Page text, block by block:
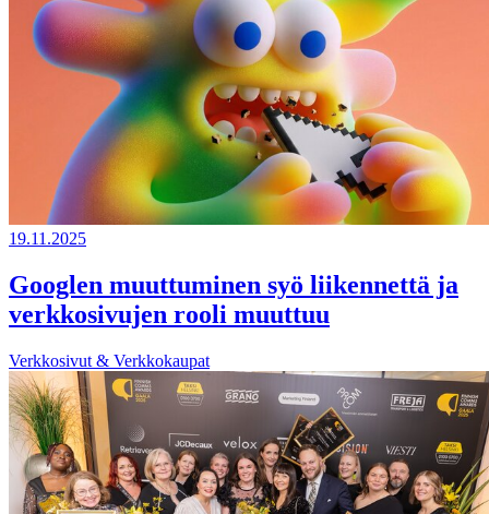
19.11.2025
Googlen muuttuminen syö liikennettä ja
verkkosivujen rooli muuttuu
Verkkosivut & Verkkokaupat